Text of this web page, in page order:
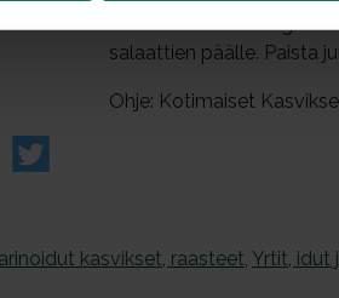
Jos uunissasi ei ole
salaattien päälle. Paista
Ohje: Kotimaiset
kasvikset, raasteet, Yrtit, idut